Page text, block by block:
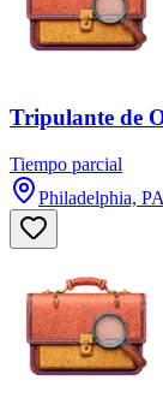
Tripulante de
Tiempo parcial
Philadelphia, PA